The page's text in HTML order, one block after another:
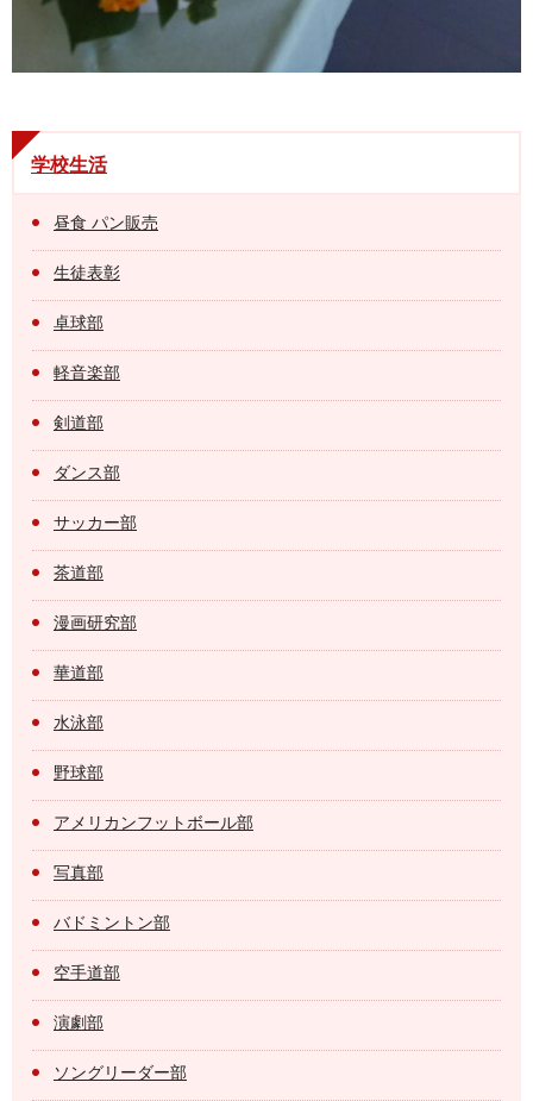
学校生活
昼食 パン販売
生徒表彰
卓球部
軽音楽部
剣道部
ダンス部
サッカー部
茶道部
漫画研究部
華道部
水泳部
野球部
アメリカンフットボール部
写真部
バドミントン部
空手道部
演劇部
ソングリーダー部